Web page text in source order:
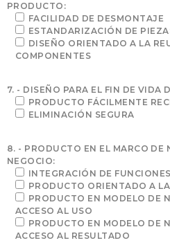
PRODUCTO:
FACILIDAD DE DESMONTAJE
ESTANDARIZACIÓN DE
DISEÑO ORIENTADO A LA
COMPONENTES
7. - DISEÑO PARA EL FIN DE VIDA
PRODUCTO FÁCILMENTE
ELIMINACIÓN SEGURA
8. - PRODUCTO EN EL MARCO DE
NEGOCIO:
INTEGRACIÓN DE
PRODUCTO ORIENTADO A
PRODUCTO EN MODELO DE
ACCESO AL USO
PRODUCTO EN MODELO DE
ACCESO AL RESULTADO